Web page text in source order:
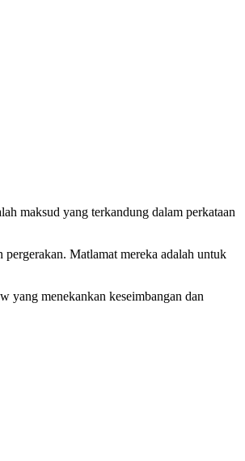
maksud yang terkandung dalam perkataan
pergerakan. Matlamat mereka adalah untuk
yang menekankan keseimbangan dan